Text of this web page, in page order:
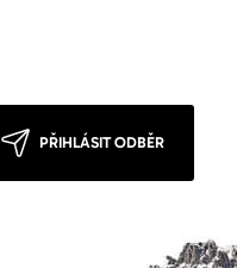
PŘIHLÁSIT ODBĚR